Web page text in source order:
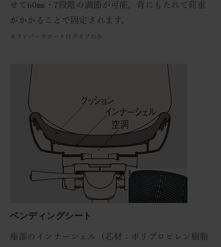
せて60㎜・7段階の調節が可能。背にもたれて荷重
がかかることで固定されます。
※ランバーサポート付タイプのみ
ベンディングシート
座部のインナーシェル（芯材：ポリプロピレン樹脂